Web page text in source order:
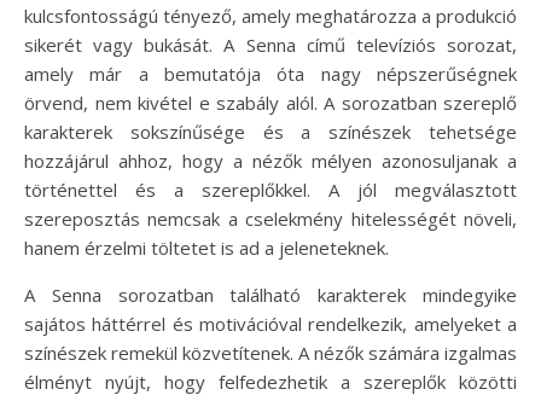
kulcsfontosságú tényező, amely meghatározza a produkció
sikerét vagy bukását. A Senna című televíziós sorozat,
amely már a bemutatója óta nagy népszerűségnek
örvend, nem kivétel e szabály alól. A sorozatban szereplő
karakterek sokszínűsége és a színészek tehetsége
hozzájárul ahhoz, hogy a nézők mélyen azonosuljanak a
történettel és a szereplőkkel. A jól megválasztott
szereposztás nemcsak a cselekmény hitelességét növeli,
hanem érzelmi töltetet is ad a jeleneteknek.
A Senna sorozatban található karakterek mindegyike
sajátos háttérrel és motivációval rendelkezik, amelyeket a
színészek remekül közvetítenek. A nézők számára izgalmas
élményt nyújt, hogy felfedezhetik a szereplők közötti